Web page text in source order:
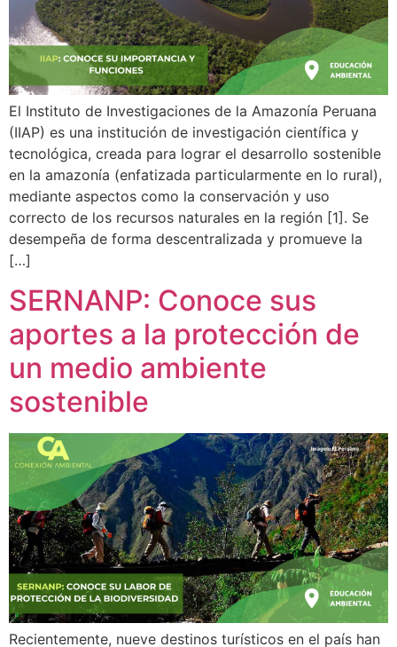
El Instituto de Investigaciones de la Amazonía Peruana
(IIAP) es una institución de investigación científica y
tecnológica, creada para lograr el desarrollo sostenible
en la amazonía (enfatizada particularmente en lo rural),
mediante aspectos como la conservación y uso
correcto de los recursos naturales en la región [1]. Se
desempeña de forma descentralizada y promueve la
[…]
SERNANP: Conoce sus
aportes a la protección de
un medio ambiente
sostenible
Recientemente, nueve destinos turísticos en el país han